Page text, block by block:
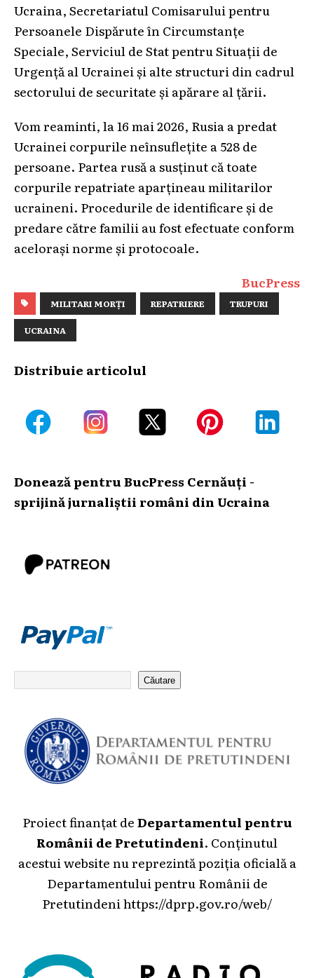
Ucraina, Secretariatul Comisarului pentru
Persoanele Dispărute în Circumstanțe
Speciale, Serviciul de Stat pentru Situații de
Urgență al Ucrainei și alte structuri din cadrul
sectorului de securitate și apărare al țării.
Vom reaminti, la 16 mai 2026, Rusia a predat
Ucrainei corpurile neînsuflețite a 528 de
persoane. Partea rusă a susținut că toate
corpurile repatriate aparțineau militarilor
ucraineni. Procedurile de identificare și de
predare către familii au fost efectuate conform
acelorași norme și protocoale.
BucPress
MILITARI MORȚI REPATRIERE TRUPURI
UCRAINA
Distribuie articolul
Donează pentru BucPress Cernăuți -
sprijină jurnaliștii români din Ucraina
Căutare
Proiect finanțat deDepartamentul pentru
Românii de Pretutindeni. Conținutul
acestui website nu reprezintă poziția oficială a
Departamentului pentru Românii de
Pretutindeni https://dprp.gov.ro/web/